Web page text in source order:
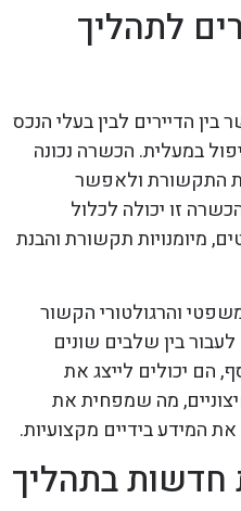
לתהליך
הדיירים לבין בעלי הנכס
במעלית. הכשרה נכונה
התקשורת ולאפשר
זו יכולה לכלול
מיומנויות תקשורת והבנת
והרגולטורי הקשור
בין שלבים שונים
הם יכולים לייצג את
מה שמפחית את
המידע בידיים מקצועיות.
חדשות בתהליך